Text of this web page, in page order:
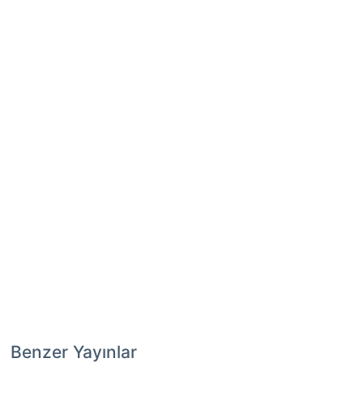
Benzer Yayınlar